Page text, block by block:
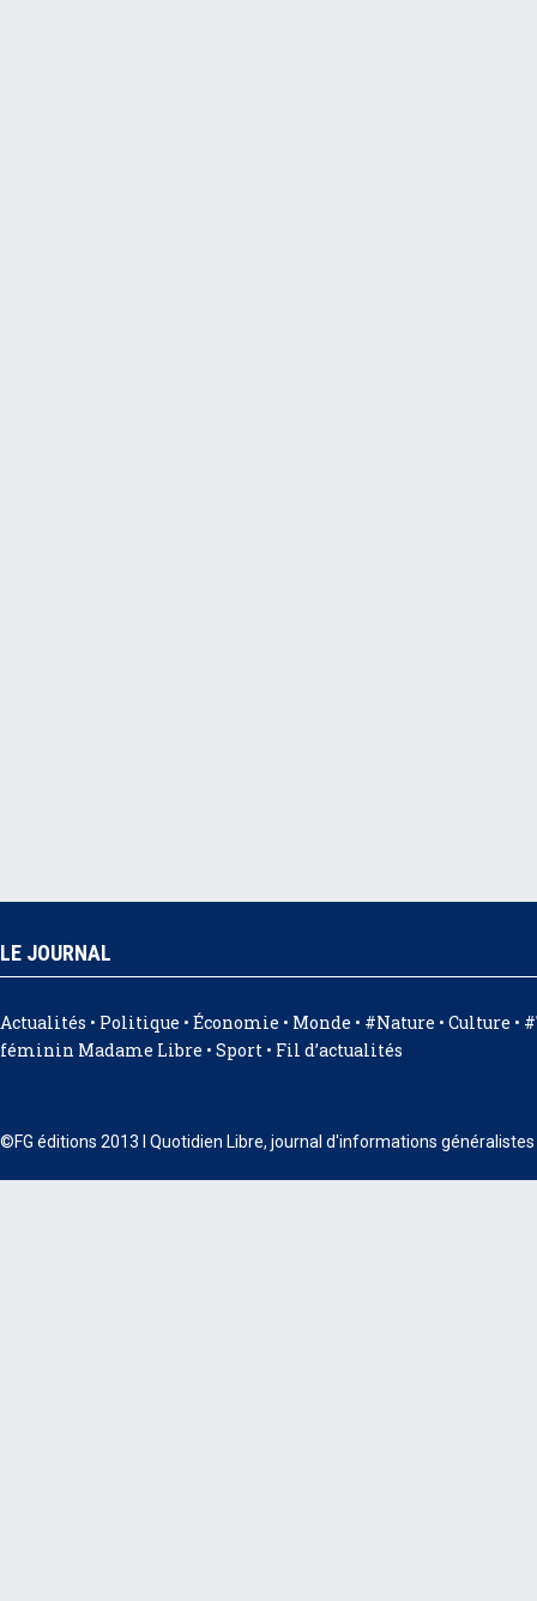
LE JOURNAL
Actualités • Politique • Économie • Monde • #Nature • Culture •
féminin Madame Libre • Sport • Fil d’actualités
©FG éditions 2013 I Quotidien Libre, journal d'informations généralistes